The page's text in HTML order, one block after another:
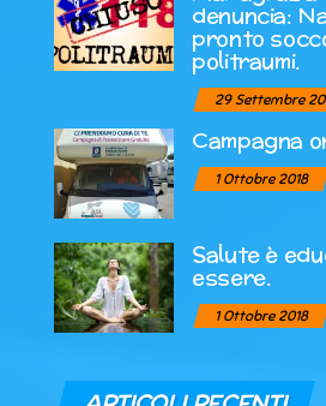
denuncia:
pronto
politraumi.
29 Settembre
Campagna
1 Ottobre 2018
Salute è
essere.
1 Ottobre 2018